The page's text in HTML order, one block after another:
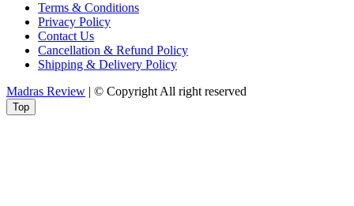
Terms & Conditions
Privacy Policy
Contact Us
Cancellation & Refund Policy
Shipping & Delivery Policy
Madras Review | © Copyright All right reserved
Top